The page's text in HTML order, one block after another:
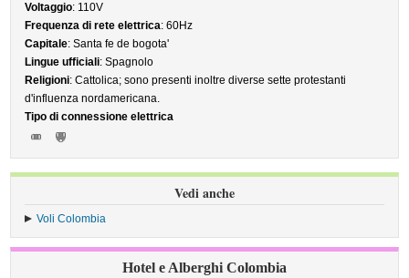
Voltaggio: 110V
Frequenza di rete elettrica: 60Hz
Capitale: Santa fe de bogota'
Lingue ufficiali: Spagnolo
Religioni: Cattolica; sono presenti inoltre diverse sette protestanti
d'influenza nordamericana.
Tipo di connessione elettrica
Vedi anche
Voli Colombia
Hotel e Alberghi Colombia